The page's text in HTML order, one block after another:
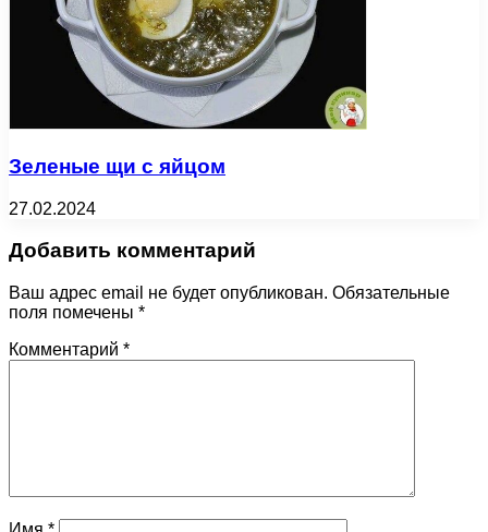
Зеленые щи с яйцом
27.02.2024
Добавить комментарий
Ваш адрес email не будет опубликован. Обязательные
поля помечены *
Комментарий *